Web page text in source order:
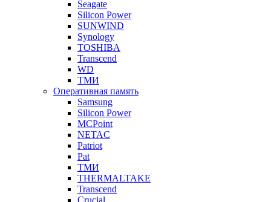
Seagate
Silicon Power
SUNWIND
Synology
TOSHIBA
Transcend
WD
ТМИ
Оперативная память
Samsung
Silicon Power
MCPoint
NETAC
Patriot
Pat
ТМИ
THERMALTAKE
Transcend